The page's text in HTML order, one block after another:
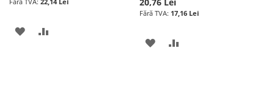
ADAUGATI
17,16 Lei
ADAUGATI